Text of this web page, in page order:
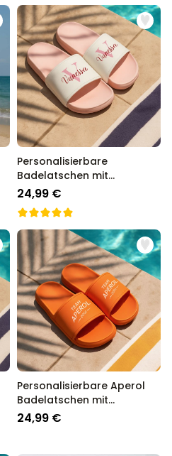
Personalisierbare
Badelatschen mit
Monogramm
24,99 €
Personalisierbare Aperol
Badelatschen mit
Jahreszahl
24,99 €